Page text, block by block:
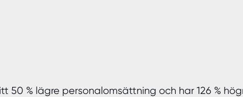
50 % lägre personalomsättning och har 126 %